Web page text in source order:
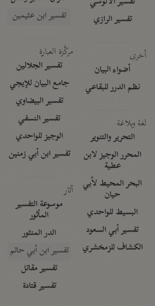
تفسير الرازي
أخرى
أضواء البيان
نظم الدرر للبقاعي
لغة وبلاغة
التحرير والتنوير
المحرر الوجيز لابن
عطية
البحر المحيط لأبي
حيان
البسيط للواحدي
تفسير أبي السعود
الكشاف للزمخشري
تفسير ابن عثيمين
مركَّزة العبارة
تفسير الجلالين
جامع البيان للإيجي
تفسير البيضاوي
تفسير النسفي
الوجيز للواحدي
تفسير ابن أبي زمنين
آثار
موسوعة التفسير
المأثور
الدر المنثور
تفسير ابن أبي حاتم
تفسير مقاتل
تفسير قتادة